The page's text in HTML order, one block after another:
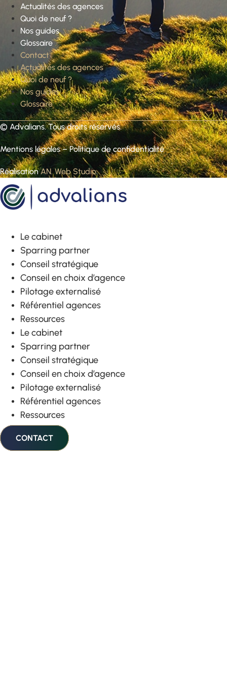
Actualités des agences
Quoi de neuf ?
Nos guides
Glossaire
Contact
Actualités des agences
Quoi de neuf ?
Nos guides
Glossaire
© Advalians. Tous droits réservés.
Mentions légales–Politique de confidentialité
RéalisationAN. Web Studio.
Le cabinet
Sparring partner
Conseil stratégique
Conseil en choix d’agence
Pilotage externalisé
Référentiel agences
Ressources
Le cabinet
Sparring partner
Conseil stratégique
Conseil en choix d’agence
Pilotage externalisé
Référentiel agences
Ressources
CONTACT